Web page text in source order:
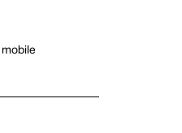
mobile